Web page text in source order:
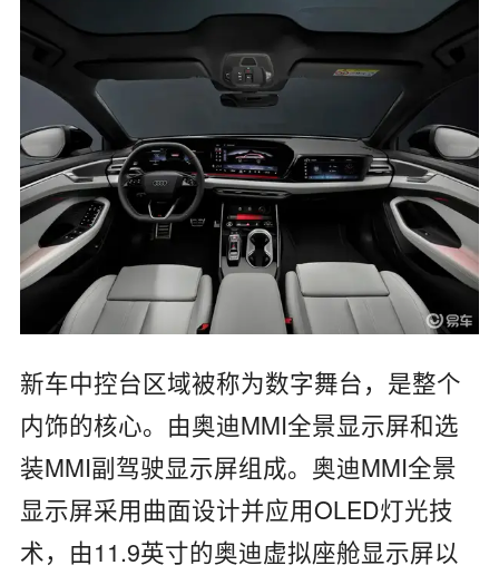
新车中控台区域被称为数字舞台，是整个
内饰的核心。由奥迪MMI全景显示屏和选
装MMI副驾驶显示屏组成。奥迪MMI全景
显示屏采用曲面设计并应用OLED灯光技
术，由11.9英寸的奥迪虚拟座舱显示屏以